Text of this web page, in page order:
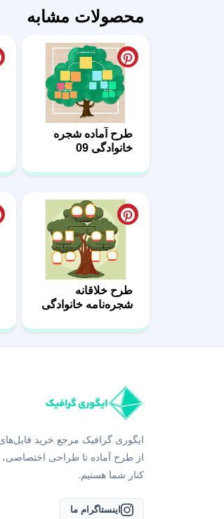
محصولات مشابه
طرح آماده شجره
خانوادگی 09
طرح خلاقانه
شجره‌نامه خانوادگی
ایگوری گرافیک مرجع خرید
از طرح آماده تا طراحی
کنار شما هستیم.
اینستاگرام ما